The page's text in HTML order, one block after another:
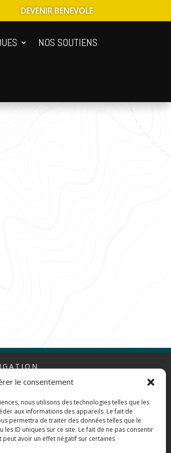
le consentement
nous utilisons des technologies telles que les
aux informations des appareils. Le fait de
permettra de traiter des données telles que le
ID uniques sur ce site. Le fait de ne pas consentir
avoir un effet négatif sur certaines
DEVENIR BENEVOLE
NOS SOUTIENS
nous
et Partenaires